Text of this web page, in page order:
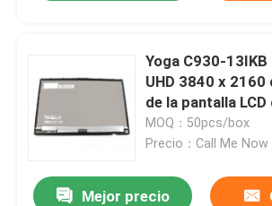
Yoga C930-13IKB
UHD 3840 x
de la pantalla LCD
5D10S73320
MOQ：50pcs/box
Precio：Call Me Now
Mejor precio